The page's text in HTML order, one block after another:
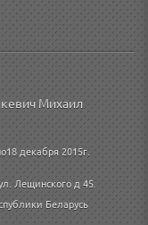
Михаил
декабря 2015г.
Лещинского д 45.
Беларусь